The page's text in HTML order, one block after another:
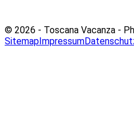
© 2026 - Toscana Vacanza -
SitemapImpressum